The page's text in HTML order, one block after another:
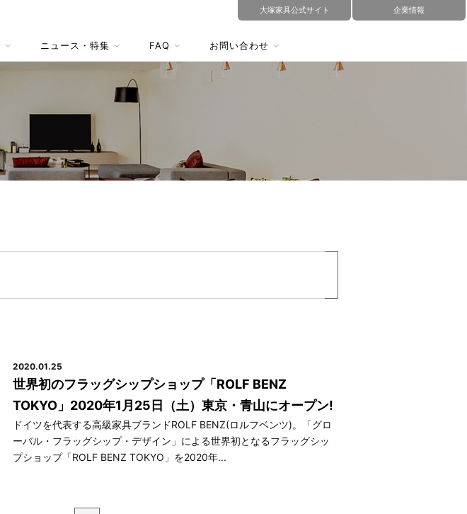
大塚家具公式サイト 企業情報
ニュース・特集 FAQ お問い合わせ
2020.01.25
世界初のフラッグシップショップ「ROLF BENZ
TOKYO」2020年1月25日（土）東京・青山にオープン!
ドイツを代表する高級家具ブランドROLF BENZ(ロルフベンツ)。「グロ
ーバル・フラッグシップ・デザイン」による世界初となるフラッグシッ
プショップ「ROLF BENZ TOKYO」を2020年...